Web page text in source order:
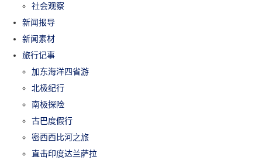
社会观察
新闻报导
新闻素材
旅行记事
加东海洋四省游
北极纪行
南极探险
古巴度假行
密西西比河之旅
直击印度达兰萨拉